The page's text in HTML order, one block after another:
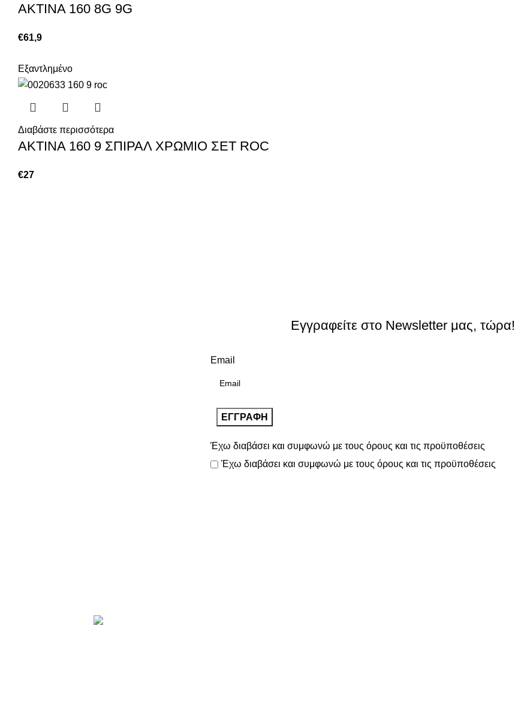
ΑΚΤΙΝΑ 160 8G 9G
€61,9
Εξαντλημένο
Διαβάστε περισσότερα
ΑΚΤΙΝΑ 160 9 ΣΠΙΡΑΛ ΧΡΩΜΙΟ ΣΕΤ ROC
€27
Εγγραφείτε στο Newsletter μας, τώρα!
Email
Έχω διαβάσει και συμφωνώ με τους όρους και τις προϋποθέσεις
Έχω διαβάσει και συμφωνώ με τους όρους και τις προϋποθέσεις